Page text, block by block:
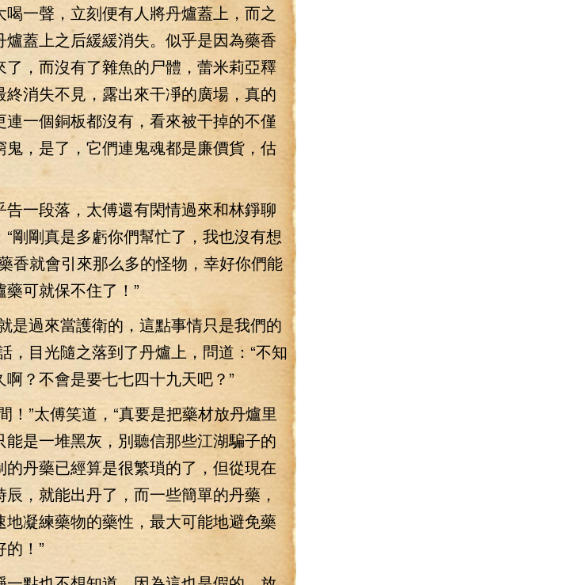
一聲，立刻便有人將丹爐蓋上，而之
蓋上之后緩緩消失。似乎是因為藥香
，而沒有了雜魚的尸體，蕾米莉亞釋
消失不見，露出來干凈的廣場，真的
一個銅板都沒有，看來被干掉的不僅
，是了，它們連鬼魂都是廉價貨，估
一段落，太傅還有閑情過來和林錚聊
剛剛真是多虧你們幫忙了，我也沒有想
香就會引來那么多的怪物，幸好你們能
可就保不住了！”
過來當護衛的，這點事情只是我們的
，目光隨之落到了丹爐上，問道：“不知
？不會是要七七四十九天吧？”
”太傅笑道，“真要是把藥材放丹爐里
是一堆黑灰，別聽信那些江湖騙子的
丹藥已經算是很繁瑣的了，但從現在
，就能出丹了，而一些簡單的丹藥，
凝練藥物的藥性，最大可能地避免藥
！”